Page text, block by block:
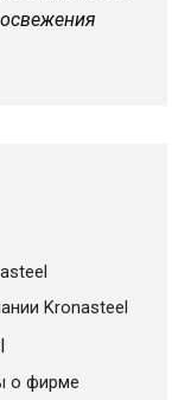
Kronasteel
о фирме